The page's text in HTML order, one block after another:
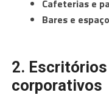
Cafeterias e
Bares e
2.
corporativos